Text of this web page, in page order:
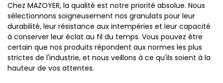
Chez MAZOYER, la qualité est notre priorité absolue. Nous
sélectionnons soigneusement nos granulats pour leur
durabilité, leur résistance aux intempéries et leur capacité
à conserver leur éclat au fil du temps. Vous pouvez être
certain que nos produits répondent aux normes les plus
strictes de l'industrie, et nous veillons à ce qu'ils soient à la
hauteur de vos attentes.